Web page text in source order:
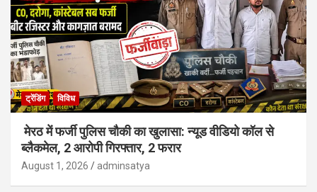
ट्रेंडिंग विविध
मेरठ में फर्जी पुलिस चौकी का खुलासा: न्यूड वीडियो कॉल से
ब्लैकमेल, 2 आरोपी गिरफ्तार, 2 फरार
August 1, 2026 adminsatya